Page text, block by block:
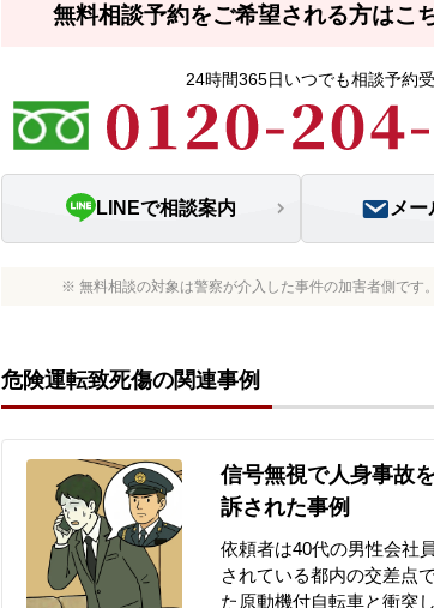
無料相談予約をご希望される方はこ
24時間365日いつでも相談予約
LINEで相談案内 メー
※ 無料相談の対象は警察が介入した事件の加害者側です
危険運転致死傷の関連事例
信号無視で人身事故
訴された事例
依頼者は40代の男性会社
されている都内の交差点
た原動機付自転車と衝突